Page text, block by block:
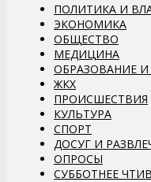
ПОЛИТИКА И
ЭКОНОМИКА
ОБЩЕСТВО
МЕДИЦИНА
ОБРАЗОВАНИЕ И
ЖКХ
ПРОИСШЕСТВИЯ
КУЛЬТУРА
СПОРТ
ДОСУГ И
ОПРОСЫ
СУББОТНЕЕ